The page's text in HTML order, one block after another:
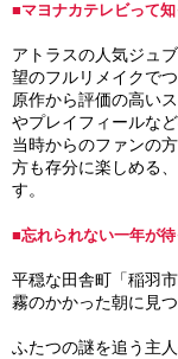
■マヨナカテレビって知
アトラスの人気ジュ
望のフルリメイクでつ
原作から評価の高い
やプレイフィールな
当時からのファンの
方も存分に楽しめる
す。
■忘れられない一年が
平穏な田舎町「稲羽
霧のかかった朝に見
ふたつの謎を追う主